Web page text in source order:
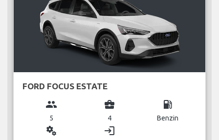
FORD FOCUS ESTATE
group
5
business_center
4
local_gas_station
Benzin
miscellaneous_services login